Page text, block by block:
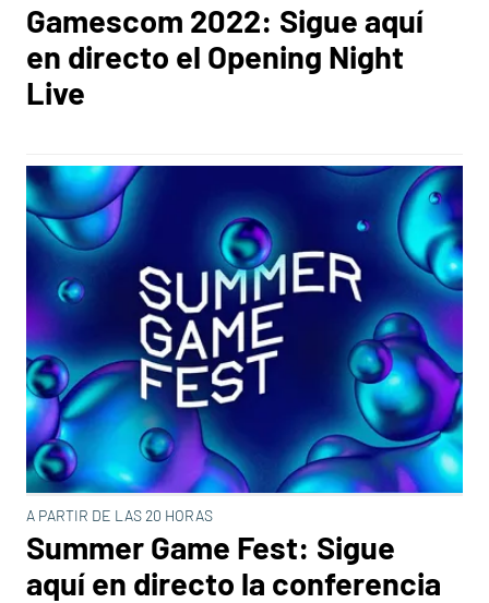
Gamescom 2022: Sigue aquí
en directo el Opening Night
Live
A PARTIR DE LAS 20 HORAS
Summer Game Fest: Sigue
aquí en directo la conferencia